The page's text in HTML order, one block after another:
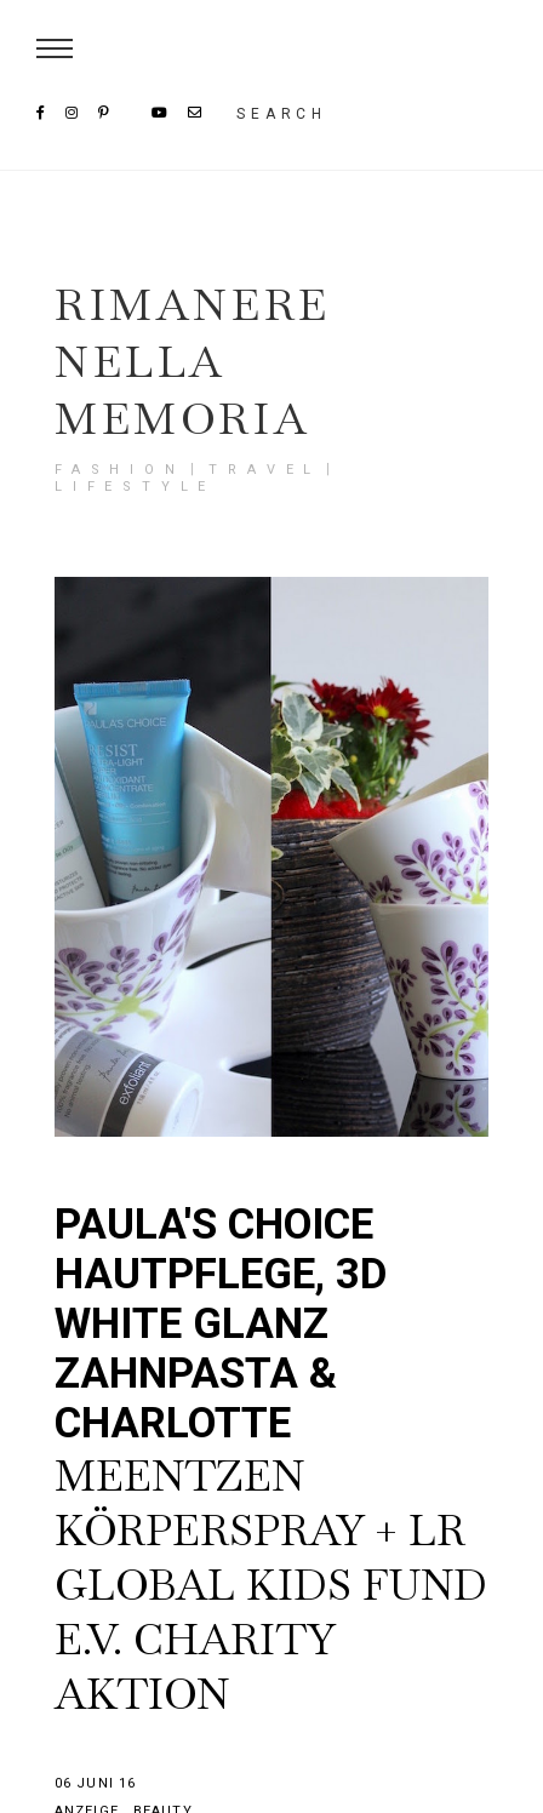
SEARCH
RIMANERE
NELLA
MEMORIA
FASHION〡TRAVEL〡
LIFESTYLE
PAULA'S CHOICE
HAUTPFLEGE, 3D
WHITE GLANZ
ZAHNPASTA &
CHARLOTTE
MEENTZEN
KÖRPERSPRAY + LR
GLOBAL KIDS FUND
E.V. CHARITY
AKTION
06 JUNI 16